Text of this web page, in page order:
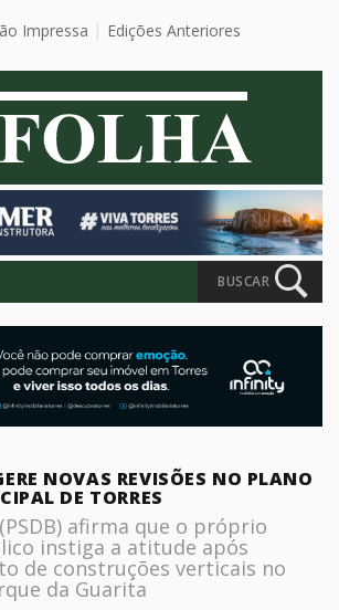
Impressa Edições Anteriores
BUSCAR
NOVAS REVISÕES NO PLANO
DE TORRES
afirma que o próprio
instiga a atitude após
de construções verticais no
da Guarita